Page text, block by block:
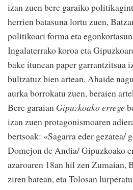
izan zuen bere garaiko
herrien batasuna lortu zuen,
politikoari forma eta
Ingalaterrako koroa eta
bake itunean paper garrantzitsua
bultzatuz bien artean. Ahaide
aurka borrokatu zuen, beraien
Bere garaian Gipuzkoako errege
izan zuen protagonismoaren
bertsoak: «Sagarra eder gezatea/
Domejon de Andia/ Gipuzkoako
azaroaren 18an hil zen Zumaian,
ziren batean, eta Tolosan